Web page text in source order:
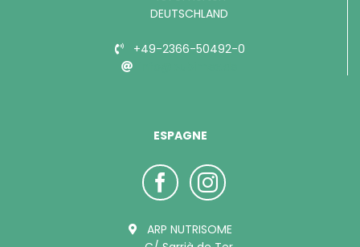
DEUTSCHLAND
+49-2366-50492-0
ESPAGNE
ARP NUTRISOME